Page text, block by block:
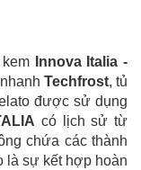
Innova Italia -
Techfrost, tủ
được sử dụng
có lịch sử từ
chứa các thành
là sự kết hợp hoàn